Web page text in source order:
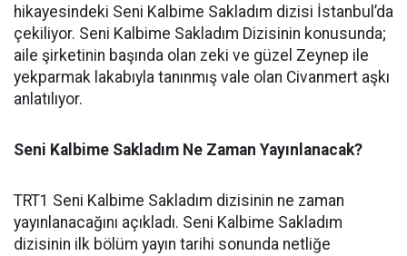
hikayesindeki Seni Kalbime Sakladım dizisi İstanbul’da
çekiliyor. Seni Kalbime Sakladım Dizisinin konusunda;
aile şirketinin başında olan zeki ve güzel Zeynep ile
yekparmak lakabıyla tanınmış vale olan Civanmert aşkı
anlatılıyor.
Seni Kalbime Sakladım Ne Zaman Yayınlanacak?
TRT1 Seni Kalbime Sakladım dizisinin ne zaman
yayınlanacağını açıkladı. Seni Kalbime Sakladım
dizisinin ilk bölüm yayın tarihi sonunda netliğe